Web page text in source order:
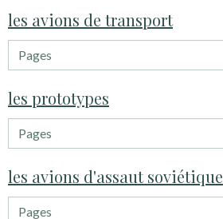
les avions de transport
les prototypes
les avions d'assaut soviétique